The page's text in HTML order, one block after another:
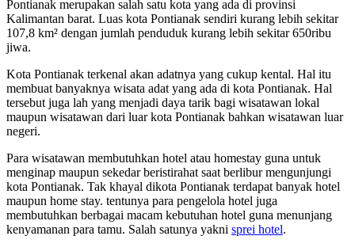
Pontianak merupakan salah satu kota yang ada di provinsi
Kalimantan barat. Luas kota Pontianak sendiri kurang lebih sekitar
107,8 km² dengan jumlah penduduk kurang lebih sekitar 650ribu
jiwa.
Kota Pontianak terkenal akan adatnya yang cukup kental. Hal itu
membuat banyaknya wisata adat yang ada di kota Pontianak. Hal
tersebut juga lah yang menjadi daya tarik bagi wisatawan lokal
maupun wisatawan dari luar kota Pontianak bahkan wisatawan luar
negeri.
Para wisatawan membutuhkan hotel atau homestay guna untuk
menginap maupun sekedar beristirahat saat berlibur mengunjungi
kota Pontianak. Tak khayal dikota Pontianak terdapat banyak hotel
maupun home stay. tentunya para pengelola hotel juga
membutuhkan berbagai macam kebutuhan hotel guna menunjang
kenyamanan para tamu. Salah satunya yakni sprei hotel.